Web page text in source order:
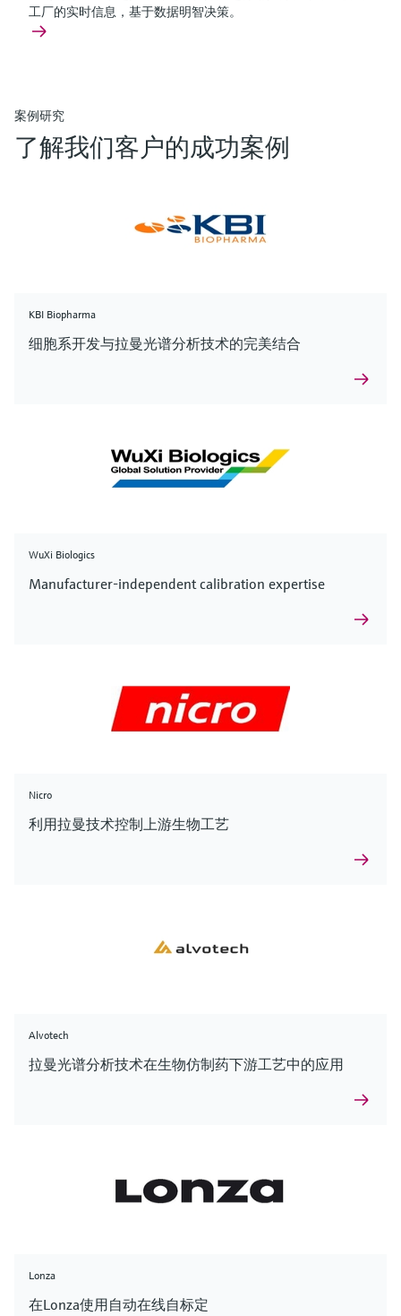
工厂的实时信息，基于数据明智决策。
案例研究
了解我们客户的成功案例
KBI Biopharma
细胞系开发与拉曼光谱分析技术的完美结合
WuXi Biologics
Manufacturer-independent calibration expertise
Nicro
利用拉曼技术控制上游生物工艺
Alvotech
拉曼光谱分析技术在生物仿制药下游工艺中的应用
Lonza
在Lonza使用自动在线自标定